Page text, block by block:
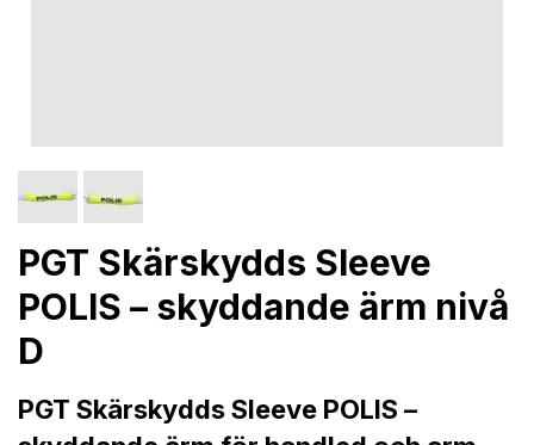
PGT Skärskydds Sleeve
POLIS – skyddande ärm nivå
D
PGT Skärskydds Sleeve POLIS –